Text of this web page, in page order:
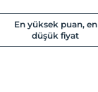
En yüksek puan, en
düşük fiyat